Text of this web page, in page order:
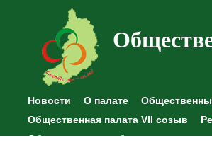
Новости О палате
Общественная палата VII созыв
Общественные наблюдения